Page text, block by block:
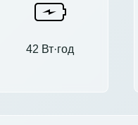
42 Вт·год